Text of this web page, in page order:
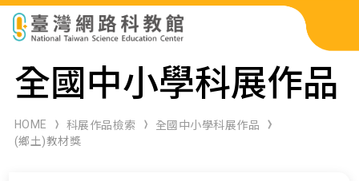
科展作品檢索
科學研習月刊
全國中小學科展作品
HOME 科展作品檢索
全國中小學科展作品
(鄉土)教材獎